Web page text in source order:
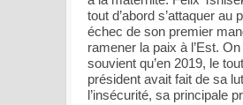
tout d’abord s’attaquer au
échec de son premier
ramener la paix à l’Est.
souvient qu’en 2019, le
président avait fait de sa
l’insécurité, sa principale